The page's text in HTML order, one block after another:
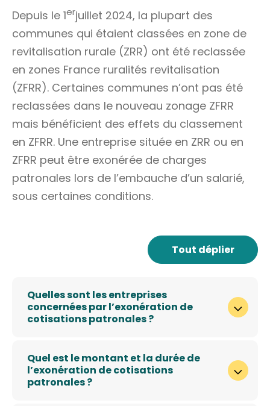
Depuis le 1erjuillet 2024, la plupart des
communes qui étaient classées en zone de
revitalisation rurale (ZRR) ont été reclassée
en zones France ruralités revitalisation
(ZFRR). Certaines communes n’ont pas été
reclassées dans le nouveau zonage ZFRR
mais bénéficient des effets du classement
en ZFRR. Une entreprise située en ZRR ou en
ZFRR peut être exonérée de charges
patronales lors de l’embauche d’un salarié,
sous certaines conditions.
Tout déplier
Quelles sont les entreprises
concernées par l’exonération de
cotisations patronales ?
Quel est le montant et la durée de
l’exonération de cotisations
patronales ?